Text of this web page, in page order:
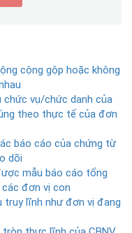
cộng gộp hoặc không
vụ/chức danh của
theo thực tế của đơn
báo cáo của chứng từ
dõi
mẫu báo cáo tổng
đơn vị con
truy lĩnh như đơn vị đang